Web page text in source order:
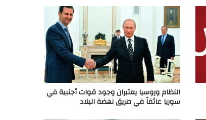
النظام وروسيا يعتبران وجود قوات أجنبية في
سوريا عائقاً في طريق نهضة البلاد